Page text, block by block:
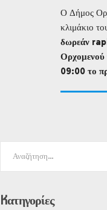
Ο Δήμος
κλιμάκιο
δωρεάν
Ορχομενού
09:00 το
Kατηγορίες